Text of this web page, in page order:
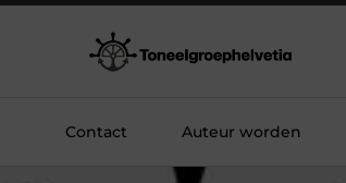
Contact Auteur worden